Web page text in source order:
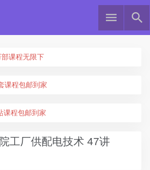
课程无限下
课程包邮到家
课程包邮到家
工厂供配电技术 47讲